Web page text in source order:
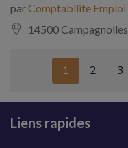
parComptabilite Emploi
14500 Campagnolles
1 2 3
Liens rapides